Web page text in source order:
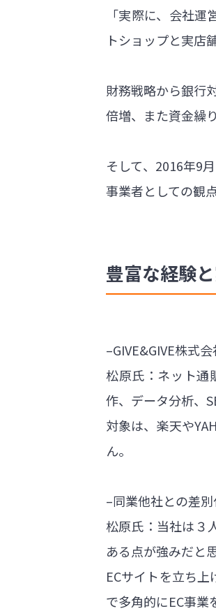
「実際に、会社
トショップと実店
財務戦略から銀行
倍増、また資金繰
そして、2016年9
事業者としての観
豊富な経験
–GIVE&GIVE株式
松原氏：ネット通
作、データ分析、
対象は、楽天や
ん。
–同業他社との差
松原氏：当社は３
ある点が強みだと
ECサイトを立ち
で多角的にEC事業